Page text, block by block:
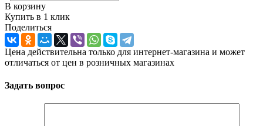
В корзину
Купить в 1 клик
Поделиться
Цена действительна только для интернет-магазина и может
отличаться от цен в розничных магазинах
Задать вопрос